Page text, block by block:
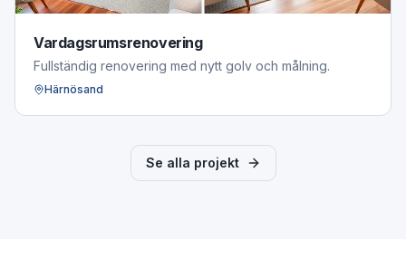
Vardagsrumsrenovering
Fullständig renovering med nytt golv och målning.
Härnösand
Se alla projekt